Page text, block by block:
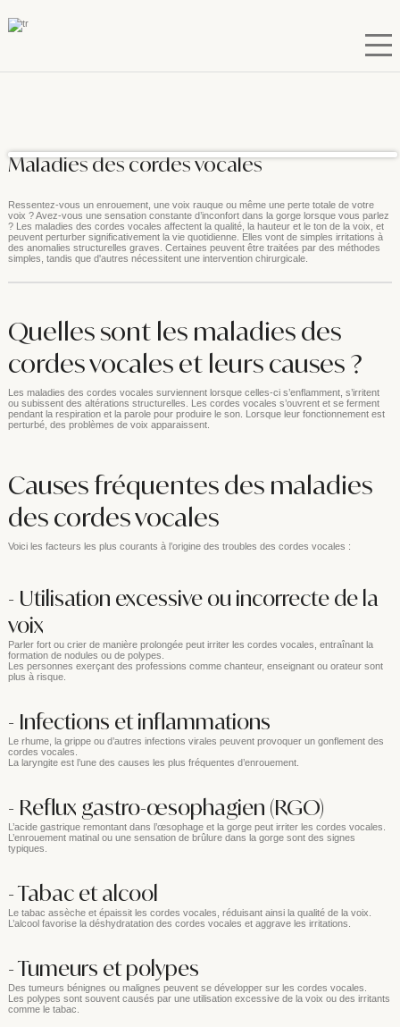
Maladies des cordes vocales
Ressentez-vous un enrouement, une voix rauque ou même une perte totale de votre
voix ? Avez-vous une sensation constante d’inconfort dans la gorge lorsque vous parlez
? Les maladies des cordes vocales affectent la qualité, la hauteur et le ton de la voix, et
peuvent perturber significativement la vie quotidienne. Elles vont de simples irritations à
des anomalies structurelles graves. Certaines peuvent être traitées par des méthodes
simples, tandis que d'autres nécessitent une intervention chirurgicale.
Quelles sont les maladies des
cordes vocales et leurs causes ?
Les maladies des cordes vocales surviennent lorsque celles-ci s’enflamment, s’irritent
ou subissent des altérations structurelles. Les cordes vocales s’ouvrent et se ferment
pendant la respiration et la parole pour produire le son. Lorsque leur fonctionnement est
perturbé, des problèmes de voix apparaissent.
Causes fréquentes des maladies
des cordes vocales
Voici les facteurs les plus courants à l’origine des troubles des cordes vocales :
- Utilisation excessive ou incorrecte de la
voix
Parler fort ou crier de manière prolongée peut irriter les cordes vocales, entraînant la
formation de nodules ou de polypes.
Les personnes exerçant des professions comme chanteur, enseignant ou orateur sont
plus à risque.
- Infections et inflammations
Le rhume, la grippe ou d’autres infections virales peuvent provoquer un gonflement des
cordes vocales.
La laryngite est l’une des causes les plus fréquentes d’enrouement.
- Reflux gastro-œsophagien (RGO)
L’acide gastrique remontant dans l’œsophage et la gorge peut irriter les cordes vocales.
L’enrouement matinal ou une sensation de brûlure dans la gorge sont des signes
typiques.
- Tabac et alcool
Le tabac assèche et épaissit les cordes vocales, réduisant ainsi la qualité de la voix.
L’alcool favorise la déshydratation des cordes vocales et aggrave les irritations.
- Tumeurs et polypes
Des tumeurs bénignes ou malignes peuvent se développer sur les cordes vocales.
Les polypes sont souvent causés par une utilisation excessive de la voix ou des irritants
comme le tabac.